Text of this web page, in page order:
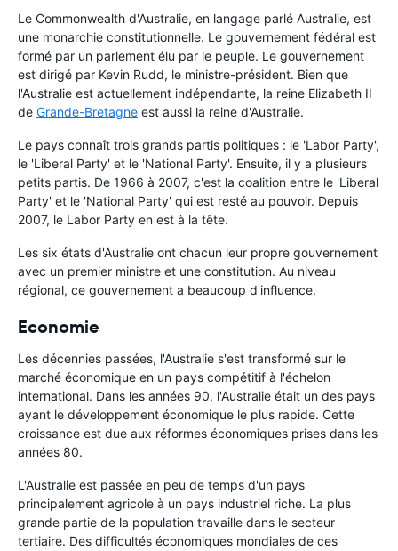
Le Commonwealth d'Australie, en langage parlé Australie, est
une monarchie constitutionnelle. Le gouvernement fédéral est
formé par un parlement élu par le peuple. Le gouvernement
est dirigé par Kevin Rudd, le ministre-président. Bien que
l'Australie est actuellement indépendante, la reine Elizabeth II
de Grande-Bretagne est aussi la reine d'Australie.
Le pays connaît trois grands partis politiques : le 'Labor Party',
le 'Liberal Party' et le 'National Party'. Ensuite, il y a plusieurs
petits partis. De 1966 à 2007, c'est la coalition entre le 'Liberal
Party' et le 'National Party' qui est resté au pouvoir. Depuis
2007, le Labor Party en est à la tête.
Les six états d'Australie ont chacun leur propre gouvernement
avec un premier ministre et une constitution. Au niveau
régional, ce gouvernement a beaucoup d'influence.
Economie
Les décennies passées, l'Australie s'est transformé sur le
marché économique en un pays compétitif à l'échelon
international. Dans les années 90, l'Australie était un des pays
ayant le développement économique le plus rapide. Cette
croissance est due aux réformes économiques prises dans les
années 80.
L'Australie est passée en peu de temps d'un pays
principalement agricole à un pays industriel riche. La plus
grande partie de la population travaille dans le secteur
tertiaire. Des difficultés économiques mondiales de ces